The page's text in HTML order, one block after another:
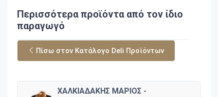
Περισσότερα προϊόντα από τον ίδιο
παραγωγό
Πίσω στον Κατάλογο Deli Προϊόντων
ΧΑΛΚΙΑΔΑΚΗΣ ΜΑΡΙΟΣ -